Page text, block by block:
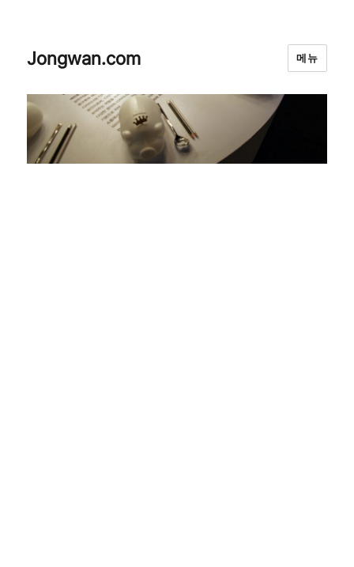
Jongwan.com 메뉴